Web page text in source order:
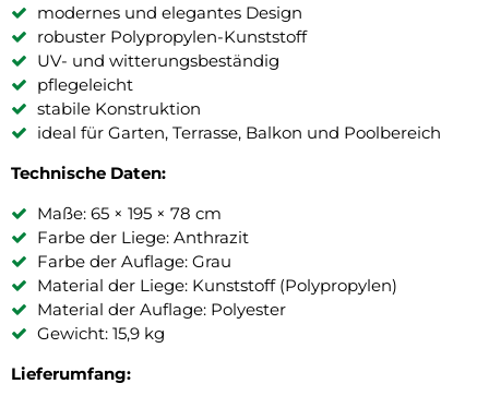
modernes und elegantes Design
robuster Polypropylen-Kunststoff
UV- und witterungsbeständig
pflegeleicht
stabile Konstruktion
ideal für Garten, Terrasse, Balkon und Poolbereich
Technische Daten:
Maße: 65 × 195 × 78 cm
Farbe der Liege: Anthrazit
Farbe der Auflage: Grau
Material der Liege: Kunststoff (Polypropylen)
Material der Auflage: Polyester
Gewicht: 15,9 kg
Lieferumfang: